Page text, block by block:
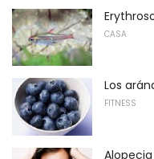
CASA
Los
FITNESS